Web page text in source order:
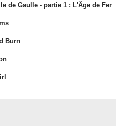
de Gaulle - partie 1 : L'Âge de Fer
Burn